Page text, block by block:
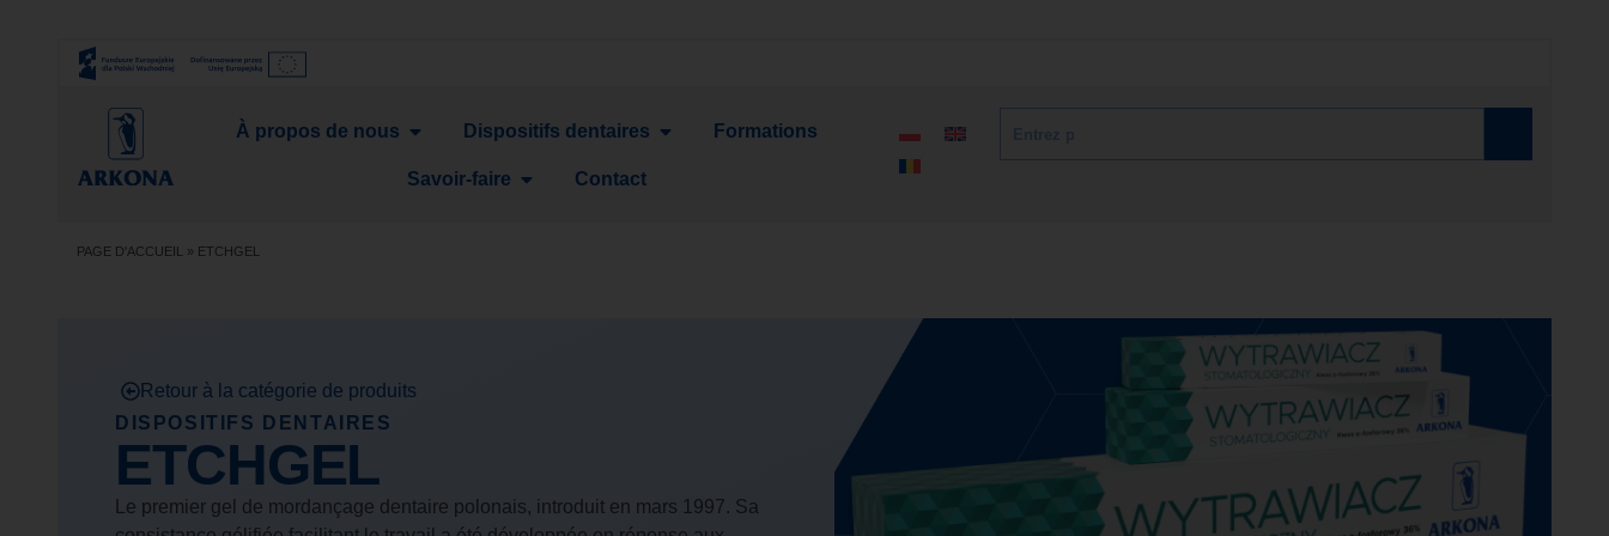
À propos de nous Dispositifs dentaires Formations
Savoir-faire Contact
PAGE D'ACCUEIL » ETCHGEL
Retour à la catégorie de produits
DISPOSITIFS DENTAIRES
ETCHGEL
Le premier gel de mordançage dentaire polonais, introduit en mars 1997. Sa